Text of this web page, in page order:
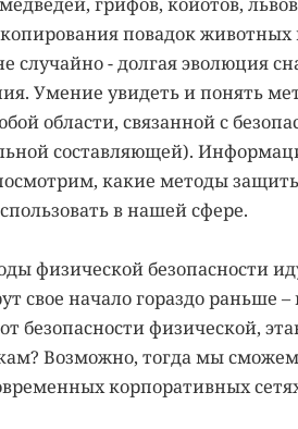
повадок животных
случайно - долгая эволюция
Умение увидеть и понять
области, связанной с
составляющей).
какие методы
в нашей сфере.
физической безопасности
свое начало гораздо
безопасности физической,
Возможно, тогда мы
корпоративных